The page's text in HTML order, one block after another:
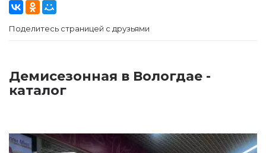
Поделитесь страницей с друзьями
Демисезонная в Вологдае -
каталог